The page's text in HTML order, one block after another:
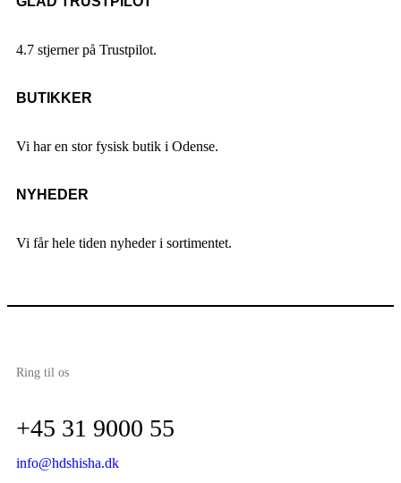
4.7 stjerner på Trustpilot.
BUTIKKER
Vi har en stor fysisk butik i Odense.
NYHEDER
Vi får hele tiden nyheder i sortimentet.
Ring til os
+45 31 9000 55
info@hdshisha.dk